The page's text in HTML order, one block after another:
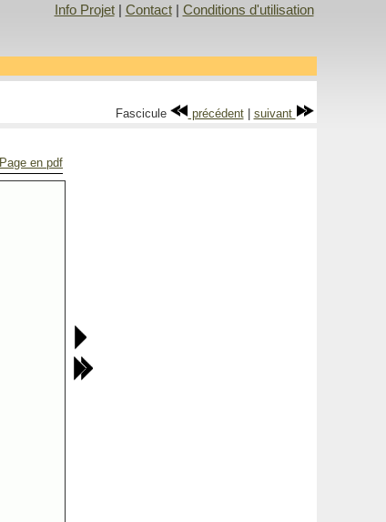
Info Projet| Contact| Conditions d'utilisation
Fascicule précédent| suivant
Page en pdf